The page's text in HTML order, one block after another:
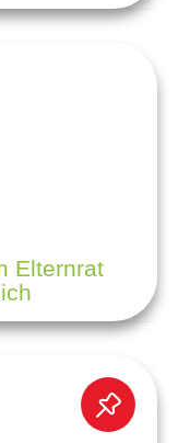
Elternrat